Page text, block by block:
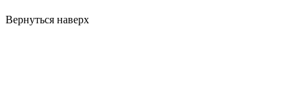
Вернуться наверх